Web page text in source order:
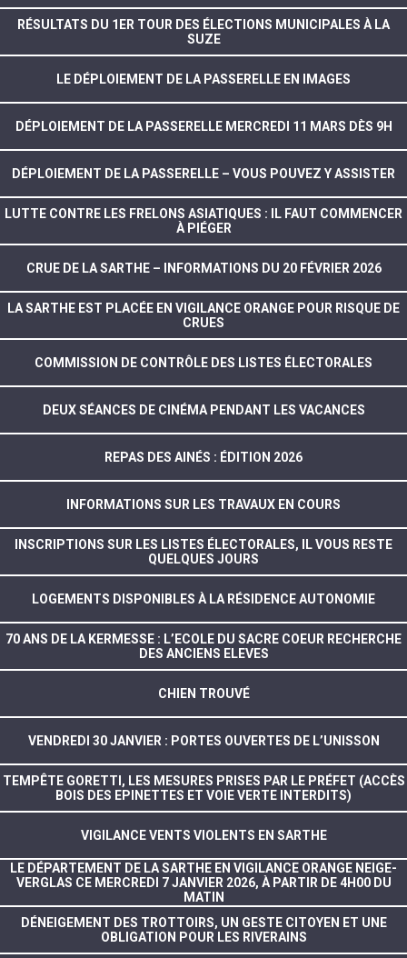
RÉSULTATS DU 1ER TOUR DES ÉLECTIONS MUNICIPALES À LA
SUZE
LE DÉPLOIEMENT DE LA PASSERELLE EN IMAGES
DÉPLOIEMENT DE LA PASSERELLE MERCREDI 11 MARS DÈS 9H
DÉPLOIEMENT DE LA PASSERELLE – VOUS POUVEZ Y ASSISTER
LUTTE CONTRE LES FRELONS ASIATIQUES : IL FAUT COMMENCER
À PIÉGER
CRUE DE LA SARTHE – INFORMATIONS DU 20 FÉVRIER 2026
LA SARTHE EST PLACÉE EN VIGILANCE ORANGE POUR RISQUE DE
CRUES
COMMISSION DE CONTRÔLE DES LISTES ÉLECTORALES
DEUX SÉANCES DE CINÉMA PENDANT LES VACANCES
REPAS DES AINÉS : ÉDITION 2026
INFORMATIONS SUR LES TRAVAUX EN COURS
INSCRIPTIONS SUR LES LISTES ÉLECTORALES, IL VOUS RESTE
QUELQUES JOURS
LOGEMENTS DISPONIBLES À LA RÉSIDENCE AUTONOMIE
70 ANS DE LA KERMESSE : L’ECOLE DU SACRE COEUR RECHERCHE
DES ANCIENS ELEVES
CHIEN TROUVÉ
VENDREDI 30 JANVIER : PORTES OUVERTES DE L’UNISSON
TEMPÊTE GORETTI, LES MESURES PRISES PAR LE PRÉFET (ACCÈS
BOIS DES EPINETTES ET VOIE VERTE INTERDITS)
VIGILANCE VENTS VIOLENTS EN SARTHE
LE DÉPARTEMENT DE LA SARTHE EN VIGILANCE ORANGE NEIGE-
VERGLAS CE MERCREDI 7 JANVIER 2026, À PARTIR DE 4H00 DU
MATIN
DÉNEIGEMENT DES TROTTOIRS, UN GESTE CITOYEN ET UNE
OBLIGATION POUR LES RIVERAINS